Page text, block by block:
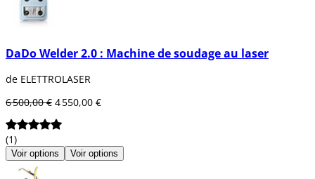
DaDo Welder 2.0 : Machine de soudage au laser
de ELETTROLASER
6 500,00 € 4 550,00 €
(1)
Voir options Voir options